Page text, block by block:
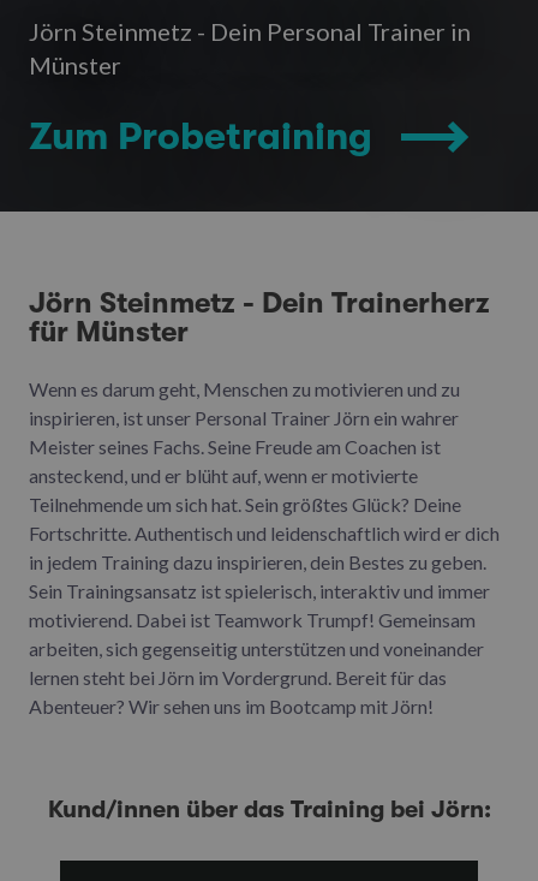
Jörn Steinmetz - Dein Personal Trainer in
Münster
Zum Probetraining
Jörn Steinmetz - Dein Trainerherz
für Münster
Wenn es darum geht, Menschen zu motivieren und zu
inspirieren, ist unser Personal Trainer Jörn ein wahrer
Meister seines Fachs. Seine Freude am Coachen ist
ansteckend, und er blüht auf, wenn er motivierte
Teilnehmende um sich hat. Sein größtes Glück? Deine
Fortschritte. Authentisch und leidenschaftlich wird er dich
in jedem Training dazu inspirieren, dein Bestes zu geben.
Sein Trainingsansatz ist spielerisch, interaktiv und immer
motivierend. Dabei ist Teamwork Trumpf! Gemeinsam
arbeiten, sich gegenseitig unterstützen und voneinander
lernen steht bei Jörn im Vordergrund. Bereit für das
Abenteuer? Wir sehen uns im Bootcamp mit Jörn!
Kund/innen über das Training bei Jörn: